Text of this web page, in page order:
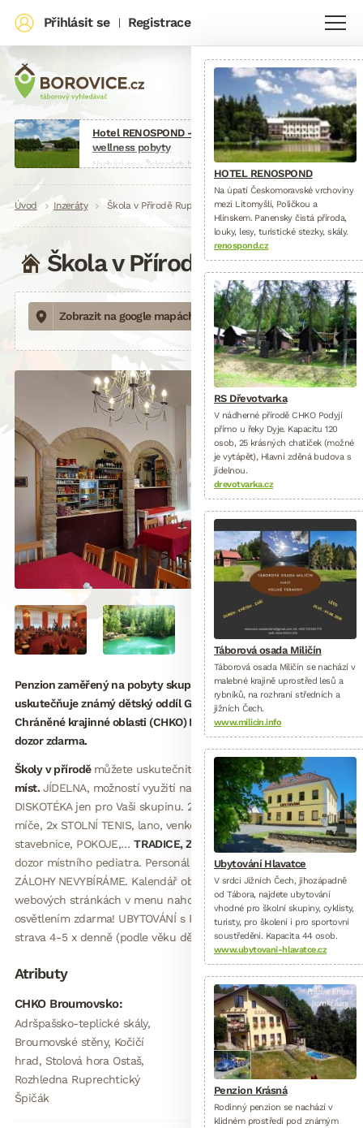
Hotel RENOSPOND - školy v přírodě i
wellness pobyty
Nachází se v Železných horách v oblasti s
krásnou přírodou. dva hotelové objekty 22
pokojů s vlastním soc. zař. a 16 se společným.
Vhodné pro školy v přírodě nebo třeba školení
Přihlásit se | Registrace
Drobečková
Úvod Inzeráty Škola v Přírodě Ruprechtice
Škola v Přírodě Ruprechtice
Zobrazit na google mapách
Penzion zaměřený na pobyty skupin dětí. Své letní tábory zde
uskutečňuje známý dětský oddíl Greenhorns. Krásná příroda
Chráněné krajinné oblasti (CHKO) Broumovska. 20 - 70 dětí, pg.
dozor zdarma.
Školy v přírodě můžete uskutečnit u nás. KAPACITA 20 – 70
míst. JÍDELNA, možností využití na program. SÁL NA HRY, vlastní
DISKOTÉKA jen pro Vaši skupinu. 2x velké 5m TRAMPOLÍNY,
míče, 2x STOLNÍ TENIS, lano, venkovní hřiště, HOUPAČKY,
stavebnice, POKOJE,…TRADICE, ZKUŠENOST.Stálý zdravotnický
dozor místního pediatra. Personál zvyklý na skupinu dětí!
ZÁLOHY NEVYBÍRÁME. Kalendář obsazenosti na našich
webových stránkách v menu nahoře. Bonus: profi diskotéka s
osvětlením zdarma! UBYTOVÁNÍ s PLNOU PENZÍ, pití zdarma,
strava 4-5 x denně (podle věku dětí). Při výletu balíček.
Atributy
CHKO Broumovsko:
Adršpašsko-teplické skály,
Broumovské stěny, Kočičí
hrad, Stolová hora Ostaš,
Rozhledna Ruprechtický
Špičák
HOTEL RENOSPOND
Na úpatí Českomoravské vrchoviny
mezi Litomyšlí, Poličkou a
Hlinskem. Panensky čistá příroda,
louky, lesy, turistické stezky, skály.
renospond.cz
RS Dřevotvarka
V nádherné přírodě CHKO Podyjí
přímo u řeky Dyje. Kapacitu 120
osob, 25 krásných chatiček (možné
je vytápět), Hlavní zděná budova s
jídelnou.
drevotvarka.cz
Táborová osada Miličín
Táborová osada Miličín se nachází v
malebné krajině uprostřed lesů a
rybníků, na rozhraní středních a
jižních Čech.
www.milicin.info
Ubytování Hlavatce
V srdci Jižních Čech, jihozápadně
od Tábora, najdete ubytování
vhodné pro školní skupiny, cyklisty,
turisty, pro školení i pro sportovní
soustředění. Kapacita 44 osob.
www.ubytovani-hlavatce.cz
Penzion Krásná
Rodinný penzion se nachází v
klidném prostředí pod známým